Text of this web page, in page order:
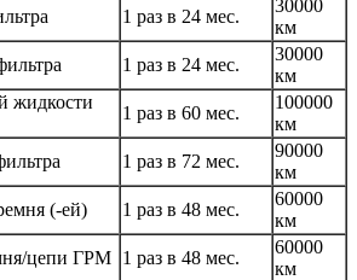
1 раз в 24 мес.
30000
км
1 раз в 24 мес.
30000
км
жидкости
1 раз в 60 мес.
100000
км
1 раз в 72 мес.
90000
км
(-ей)
1 раз в 48 мес.
60000
км
цепи ГРМ 1 раз в 48 мес.
60000
км